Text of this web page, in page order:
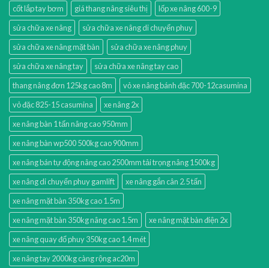
cốt lắp tay bơm
giá thang nâng siêu thị
lốp xe nâng 600-9
sửa chữa xe nâng
sửa chữa xe nâng di chuyển phuy
sửa chữa xe nâng mặt bàn
sửa chữa xe nâng phuy
sửa chữa xe nâng tay
sửa chữa xe nâng tay cao
thang nâng đơn 125kg cao 8m
vỏ xe nâng bánh đặc 700-12casumina
vỏ đặc 825-15 casumina
xe nâng 2x
xe nâng bàn 1 tấn nâng cao 950mm
xe nâng bàn wp500 500kg cao 900mm
xe nâng bán tự động nâng cao 2500mm tải trọng nâng 1500kg
xe nâng di chuyển phuy gamlift
xe nâng gắn cân 2.5 tấn
xe nâng mặt bàn 350kg cao 1.5m
xe nâng mặt bàn 350kg nâng cao 1.5m
xe nâng mặt bàn điện 2x
xe nâng quay đổ phuy 350kg cao 1.4 mét
xe nâng tay 2000kg càng rộng ac20m